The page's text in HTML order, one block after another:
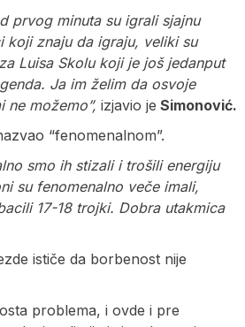
prvog minuta su igrali sjajnu
koji znaju da igraju, veliki su
Luisa Skolu koji je još jedanput
Ja im želim da osvoje
ne možemo”, izjavio je Simonović.
“fenomenalnom”.
smo ih stizali i trošili energiju
su fenomenalno veče imali,
17-18 trojki. Dobra utakmica
ističe da borbenost nije
problema, i ovde i pre